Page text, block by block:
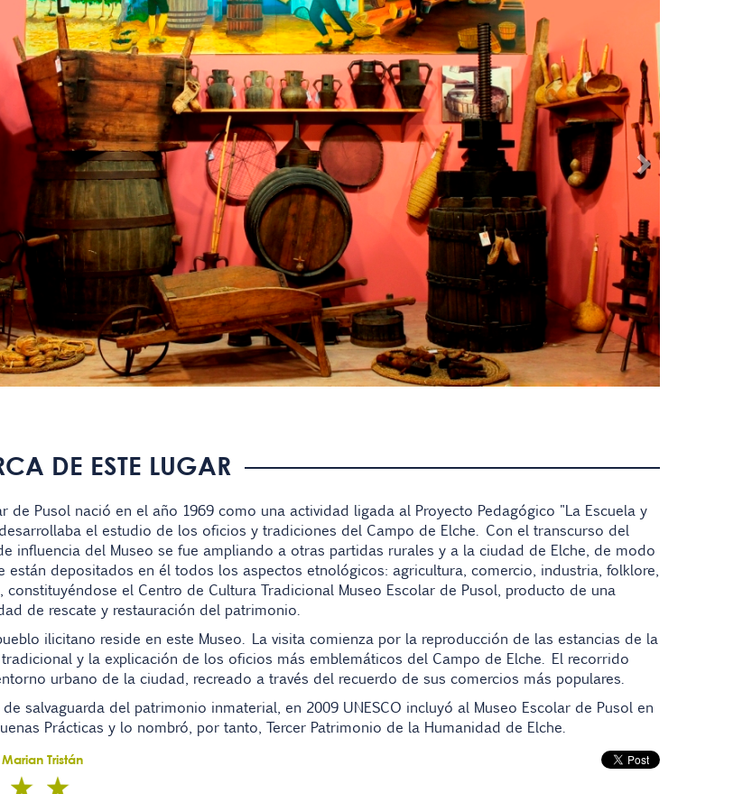
DE ESTE LUGAR
de Pusol nació en el año 1969 como una actividad ligada al Proyecto Pedagógico "La Escuela y
el estudio de los oficios y tradiciones del Campo de Elche. Con el transcurso del
influencia del Museo se fue ampliando a otras partidas rurales y a la ciudad de Elche, de modo
están depositados en él todos los aspectos etnológicos: agricultura, comercio, industria, folklore,
constituyéndose el Centro de Cultura Tradicional Museo Escolar de Pusol, producto de una
de rescate y restauración del patrimonio.
ilicitano reside en este Museo. La visita comienza por la reproducción de las estancias de la
y la explicación de los oficios más emblemáticos del Campo de Elche. El recorrido
urbano de la ciudad, recreado a través del recuerdo de sus comercios más populares.
salvaguarda del patrimonio inmaterial, en 2009 UNESCO incluyó al Museo Escolar de Pusol en
Prácticas y lo nombró, por tanto, Tercer Patrimonio de la Humanidad de Elche.
Marian Tristán